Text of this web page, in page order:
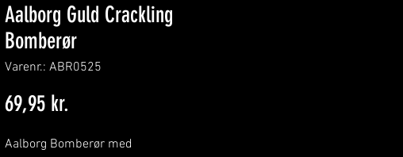
Aalborg Guld Crackling
Bomberør
Varenr.: ABR0525
69,95 kr.
Aalborg Bomberør med